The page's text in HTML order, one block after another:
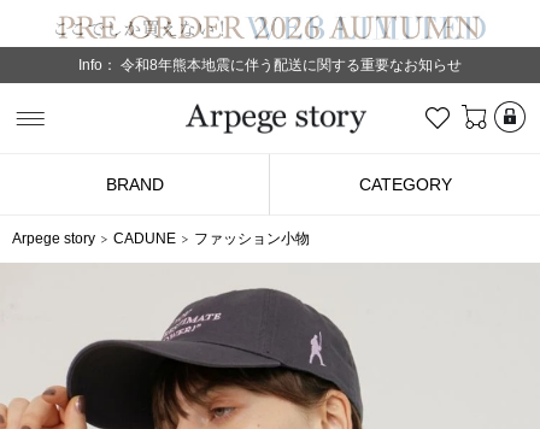
Info： 令和8年熊本地震に伴う配送に関する重要なお知らせ
お気に入り
BRAND CATEGORY
Arpege story CADUNE ファッション小物